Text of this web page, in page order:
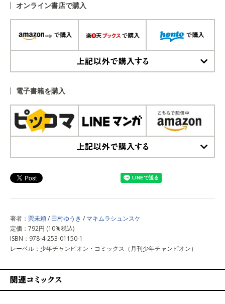
オンライン書店で購入
電子書籍を購入
著者： 巽未頼/ 田村ゆうき / マキムラシュンスケ
定価：792円 (10%税込)
ISBN：978-4-253-01150-1
レーベル：少年チャンピオン・コミックス（月刊少年チャンピオン）